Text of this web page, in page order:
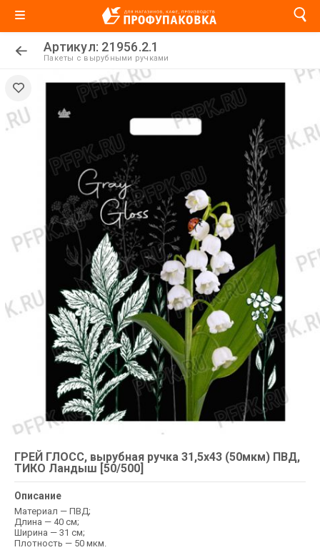
Артикул: 21956.2.1
Пакеты с вырубными ручками
ГРЕЙ ГЛОСС, вырубная ручка 31,5х43 (50мкм) ПВД,
ТИКО Ландыш [50/500]
Описание
Материал — ПВД;
Длина — 40 см;
Ширина — 31 см;
Плотность — 50 мкм.